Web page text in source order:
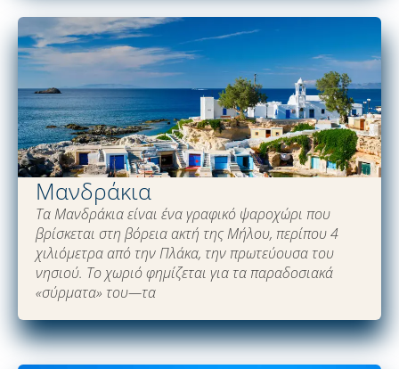
Μανδράκια
Τα Μανδράκια είναι ένα γραφικό ψαροχώρι που
βρίσκεται στη βόρεια ακτή της Μήλου, περίπου 4
χιλιόμετρα από την Πλάκα, την πρωτεύουσα του
νησιού. Το χωριό φημίζεται για τα παραδοσιακά
«σύρματα» του—τα